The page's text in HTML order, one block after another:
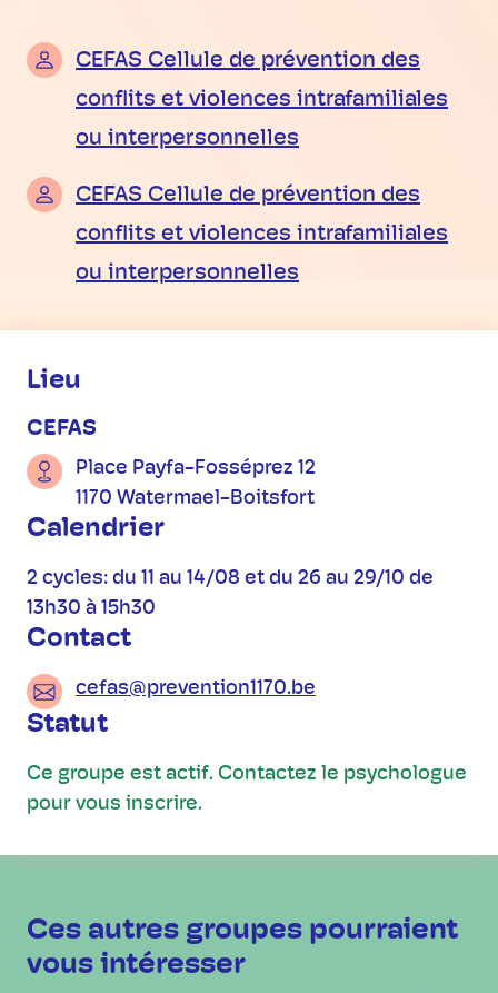
CEFAS Cellule de prévention des
conflits et violences intrafamiliales
ou interpersonnelles
CEFAS Cellule de prévention des
conflits et violences intrafamiliales
ou interpersonnelles
Informations pratiques
Lieu
CEFAS
Place Payfa-Fosséprez 12
1170 Watermael-Boitsfort
Calendrier
2 cycles: du 11 au 14/08 et du 26 au 29/10 de
13h30 à 15h30
Contact
cefas@prevention1170.be
Statut
Ce groupe est actif. Contactez le psychologue
pour vous inscrire.
Ces autres groupes pourraient
vous intéresser